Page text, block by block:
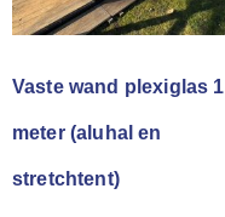
Vaste wand plexiglas 1
meter (aluhal en
stretchtent)